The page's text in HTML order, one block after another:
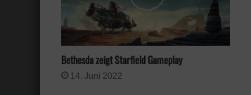
Bethesda zeigt Starfield Gameplay
14. Juni 2022